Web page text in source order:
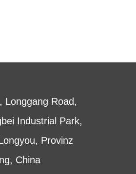
Longgang Road,
Industrial Park,
Provinz
China